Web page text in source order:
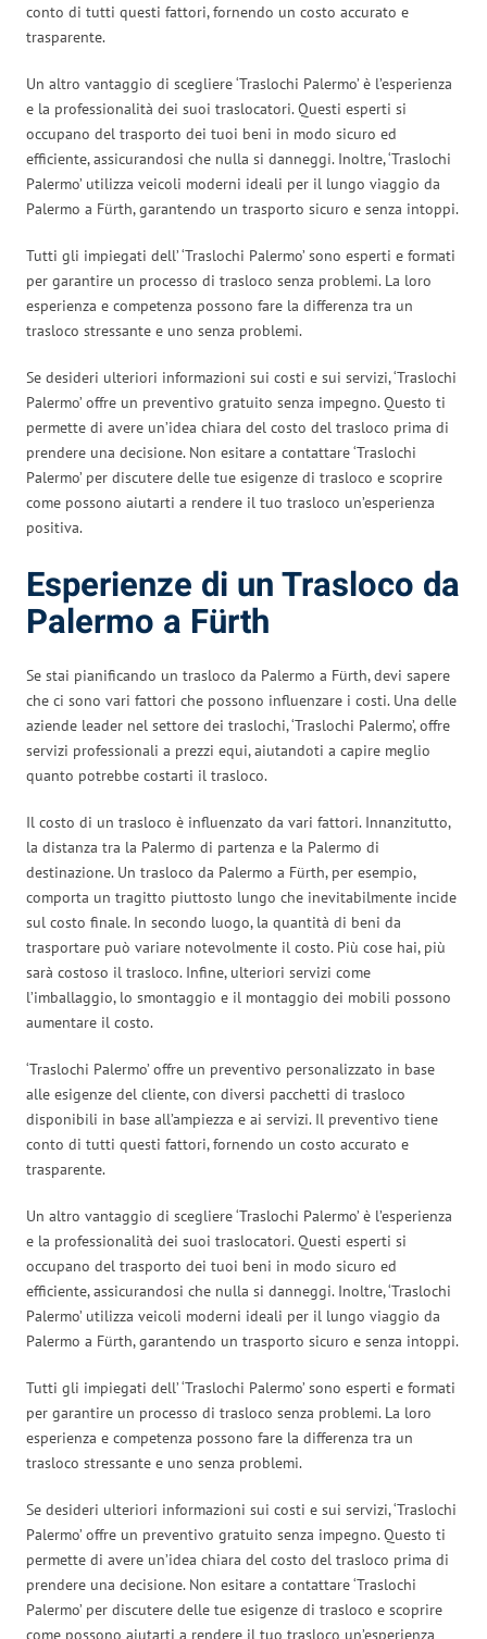
conto di tutti questi fattori, fornendo un costo accurato e
trasparente.
Un altro vantaggio di scegliere ‘Traslochi Palermo’ è l’esperienza
e la professionalità dei suoi traslocatori. Questi esperti si
occupano del trasporto dei tuoi beni in modo sicuro ed
efficiente, assicurandosi che nulla si danneggi. Inoltre, ‘Traslochi
Palermo’ utilizza veicoli moderni ideali per il lungo viaggio da
Palermo a Fürth, garantendo un trasporto sicuro e senza intoppi.
Tutti gli impiegati dell’ ‘Traslochi Palermo’ sono esperti e formati
per garantire un processo di trasloco senza problemi. La loro
esperienza e competenza possono fare la differenza tra un
trasloco stressante e uno senza problemi.
Se desideri ulteriori informazioni sui costi e sui servizi, ‘Traslochi
Palermo’ offre un preventivo gratuito senza impegno. Questo ti
permette di avere un’idea chiara del costo del trasloco prima di
prendere una decisione. Non esitare a contattare ‘Traslochi
Palermo’ per discutere delle tue esigenze di trasloco e scoprire
come possono aiutarti a rendere il tuo trasloco un’esperienza
positiva.
Esperienze di un Trasloco da
Palermo a Fürth
Se stai pianificando un trasloco da Palermo a Fürth, devi sapere
che ci sono vari fattori che possono influenzare i costi. Una delle
aziende leader nel settore dei traslochi, ‘Traslochi Palermo’, offre
servizi professionali a prezzi equi, aiutandoti a capire meglio
quanto potrebbe costarti il trasloco.
Il costo di un trasloco è influenzato da vari fattori. Innanzitutto,
la distanza tra la Palermo di partenza e la Palermo di
destinazione. Un trasloco da Palermo a Fürth, per esempio,
comporta un tragitto piuttosto lungo che inevitabilmente incide
sul costo finale. In secondo luogo, la quantità di beni da
trasportare può variare notevolmente il costo. Più cose hai, più
sarà costoso il trasloco. Infine, ulteriori servizi come
l’imballaggio, lo smontaggio e il montaggio dei mobili possono
aumentare il costo.
‘Traslochi Palermo’ offre un preventivo personalizzato in base
alle esigenze del cliente, con diversi pacchetti di trasloco
disponibili in base all’ampiezza e ai servizi. Il preventivo tiene
conto di tutti questi fattori, fornendo un costo accurato e
trasparente.
Un altro vantaggio di scegliere ‘Traslochi Palermo’ è l’esperienza
e la professionalità dei suoi traslocatori. Questi esperti si
occupano del trasporto dei tuoi beni in modo sicuro ed
efficiente, assicurandosi che nulla si danneggi. Inoltre, ‘Traslochi
Palermo’ utilizza veicoli moderni ideali per il lungo viaggio da
Palermo a Fürth, garantendo un trasporto sicuro e senza intoppi.
Tutti gli impiegati dell’ ‘Traslochi Palermo’ sono esperti e formati
per garantire un processo di trasloco senza problemi. La loro
esperienza e competenza possono fare la differenza tra un
trasloco stressante e uno senza problemi.
Se desideri ulteriori informazioni sui costi e sui servizi, ‘Traslochi
Palermo’ offre un preventivo gratuito senza impegno. Questo ti
permette di avere un’idea chiara del costo del trasloco prima di
prendere una decisione. Non esitare a contattare ‘Traslochi
Palermo’ per discutere delle tue esigenze di trasloco e scoprire
come possono aiutarti a rendere il tuo trasloco un’esperienza